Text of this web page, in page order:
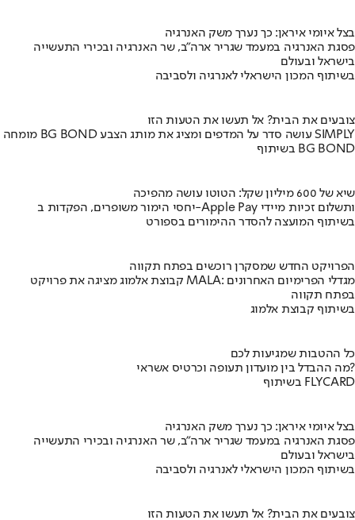
בצל איומי איראן: כך נערך משק האנרגיה
פסגת האנרגיה במעמד שגריר ארה"ב, שר האנרגיה ובכירי התעשייה
בישראל ובעולם
בשיתוף המכון הישראלי לאנרגיה ולסביבה
צובעים את הבית? אל תעשו את הטעות הזו
מומחה BG BOND עושה סדר על המדפים ומציג את מותג הצבע SIMPLY
בשיתוף BG BOND
שיא של 600 מיליון שקל: הטוטו עושה מהפיכה
יחסי הימור משופרים, הפקדות ב-Apple Pay ותשלום זכיות מיידי
בשיתוף המועצה להסדר ההימורים בספורט
הפרויקט החדש שמסקרן רוכשים בפתח תקווה
קבוצת אלמוג מציגה את פרויקט MALA: מגדלי הפרימיום האחרונים
בפתח תקווה
בשיתוף קבוצת אלמוג
כל ההטבות שמגיעות לכם
מה ההבדל בין מועדון תעופה וכרטיס אשראי?
בשיתוף FLYCARD
בצל איומי איראן: כך נערך משק האנרגיה
פסגת האנרגיה במעמד שגריר ארה"ב, שר האנרגיה ובכירי התעשייה
בישראל ובעולם
בשיתוף המכון הישראלי לאנרגיה ולסביבה
צובעים את הבית? אל תעשו את הטעות הזו